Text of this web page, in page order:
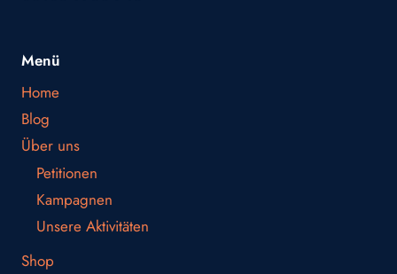
Menü
Home
Blog
Über uns
Petitionen
Kampagnen
Unsere Aktivitäten
Shop